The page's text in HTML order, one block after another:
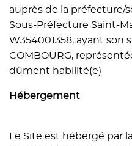
auprès de la préfecture/
Sous-Préfecture Saint-
W354001358, ayant son
COMBOURG,
dûment habilité(e)
Hébergement
Le Site est hébergé par